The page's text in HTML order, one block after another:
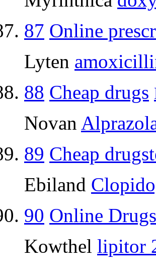
87 Online
Lyten
88 Cheap drugs
Novan
89 Cheap
Ebiland
90 Online
Kowthel lipitor